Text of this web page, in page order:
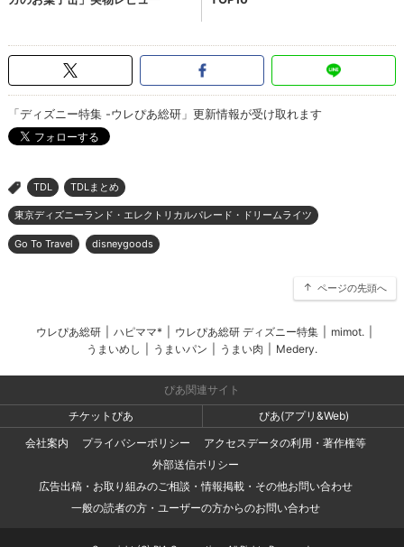
「ディズニー特集 -ウレぴあ総研」更新情報が受け取れます
> TDL TDLまとめ
東京ディズニーランド・エレクトリカルパレード・ドリームライツ
Go To Travel disneygoods
ページの先頭へ
ウレぴあ総研 ハピママ* ウレぴあ総研 ディズニー特集 mimot.
うまいめし
うまいパン うまい肉 Medery.
ぴあ関連サイト
チケットぴあ
ぴあ(アプリ&Web)
会社案内
プライバシーポリシー
アクセスデータの利用・著作権等
外部送信ポリシー
広告出稿・お取り組みのご相談・情報掲載・その他お問い合わせ
一般の読者の方・ユーザーの方からのお問い合わせ